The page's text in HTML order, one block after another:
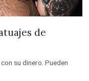
de
su dinero. Pueden